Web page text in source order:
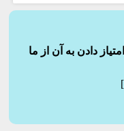
دادن به آن از ما